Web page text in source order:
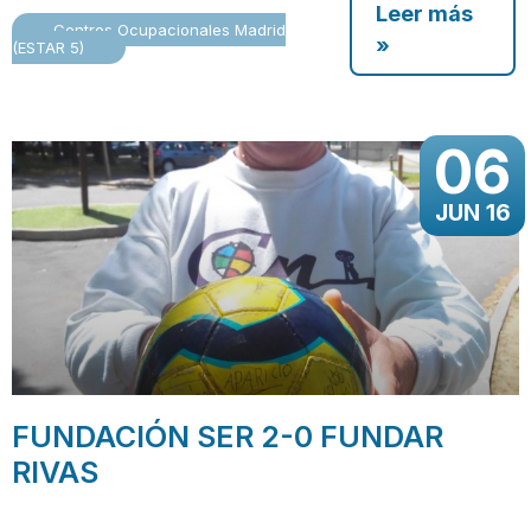
Centros Ocupacionales Madrid
(ESTAR 5)
Leer más
»
06
JUN 16
FUNDACIÓN SER 2-0 FUNDAR
RIVAS